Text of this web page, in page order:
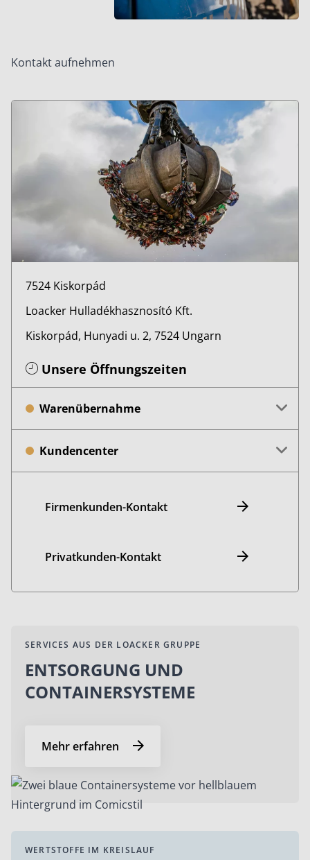
Kontakt aufnehmen
7524 Kiskorpád
Loacker Hulladékhasznosító Kft.
Kiskorpád, Hunyadi u. 2, 7524 Ungarn
Unsere Öffnungszeiten
Warenübernahme
Kundencenter
Firmenkunden-Kontakt
Privatkunden-Kontakt
SERVICES AUS DER LOACKER GRUPPE
ENTSORGUNG UND
CONTAINERSYSTEME
Mehr erfahren
WERTSTOFFE IM KREISLAUF